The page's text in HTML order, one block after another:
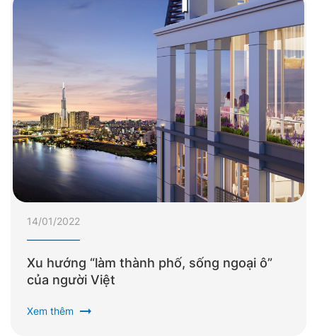
14/01/2022
Xu hướng “làm thành phố, sống ngoại ô”
của người Việt
Xem thêm arrow_right_alt